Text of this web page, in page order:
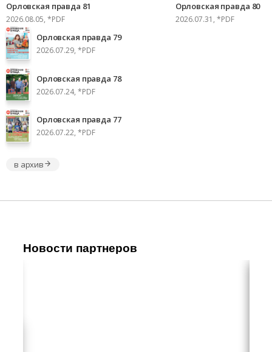
Орловская правда 81
2026.08.05, *PDF
Орловская правда 80
2026.07.31, *PDF
Орловская правда 79
2026.07.29, *PDF
Орловская правда 78
2026.07.24, *PDF
Орловская правда 77
2026.07.22, *PDF
в архив
Новости партнеров